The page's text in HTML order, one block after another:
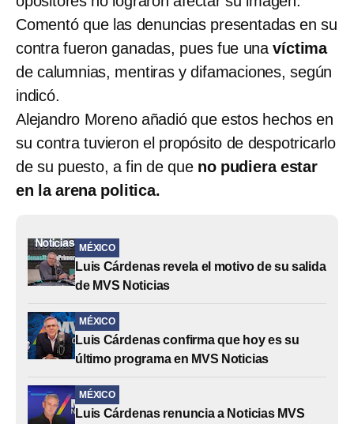
Comentó que las denuncias presentadas en su
contra fueron ganadas, pues fue unavíctima
de calumnias, mentiras y difamaciones, según
indicó.
Alejandro Moreno añadió que estos hechos en
su contra tuvieron el propósito de despotricarlo
de su puesto, a fin de queno pudiera estar
en la arena politica.
MÉXICO
Luis Cárdenas revela el motivo de su salida
de MVS Noticias
MÉXICO
Luis Cárdenas confirma que hoy es su
último programa en MVS Noticias
MÉXICO
Luis Cárdenas renuncia a Noticias MVS